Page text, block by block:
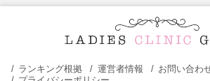
ランキング根拠 運営者情報
お問い合わ